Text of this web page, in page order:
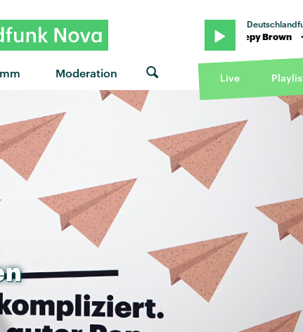
Moderation
Way You Move" von OutKast feat. Sleepy Brown · "The Way
Live